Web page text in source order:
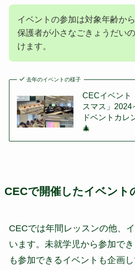
イベントの参加は対象年齢か
保護者が小さなごきょうだい
けます。
去年のイベントの様子
CECイベント
スマス」2024
ドベントカレ
🎄
CECで開催したイベント
CECでは年間レッスンの他、
います。未就学児から参加で
も参加できるイベントも企画